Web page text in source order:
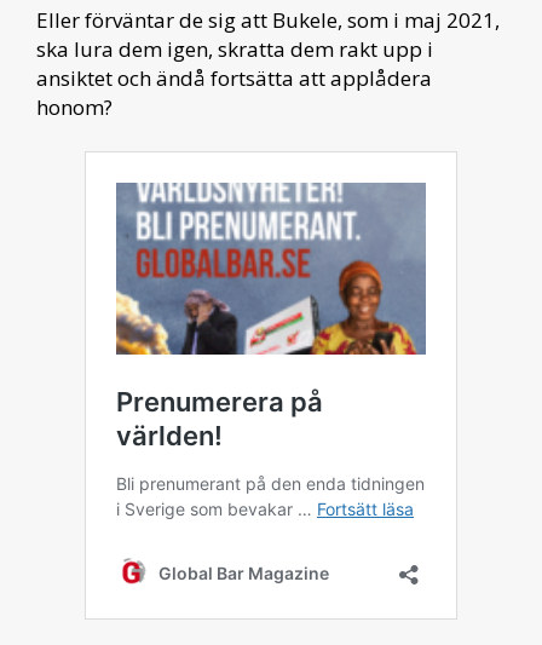
Eller förväntar de sig att Bukele, som i maj 2021,
ska lura dem igen, skratta dem rakt upp i
ansiktet och ändå fortsätta att applådera
honom?